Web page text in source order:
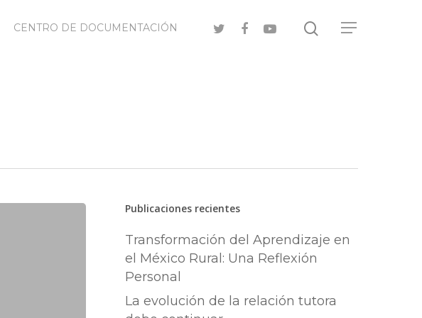
CENTRO DE DOCUMENTACIÓN
Publicaciones recientes
Transformación del Aprendizaje en
el México Rural: Una Reflexión
Personal
La evolución de la relación tutora